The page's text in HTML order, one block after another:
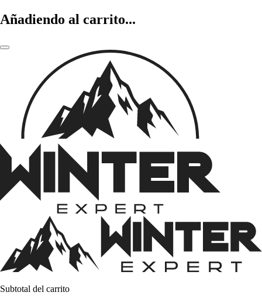
Añadiendo al carrito...
Subtotal del carrito